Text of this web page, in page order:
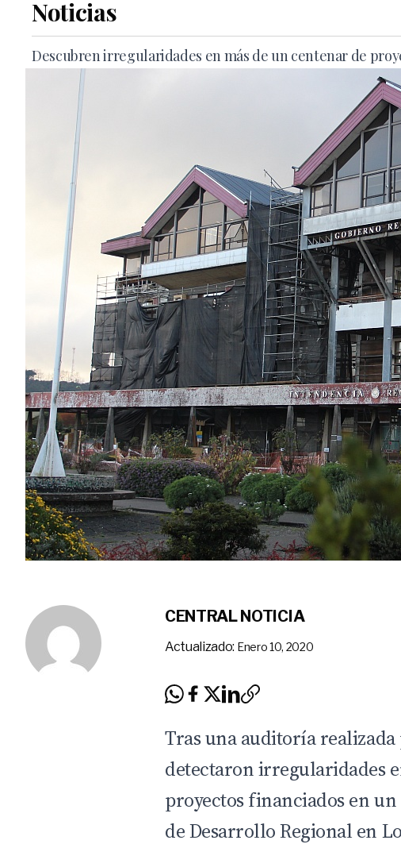
Noticias
Descubren irregularidades en más de un centenar de
CENTRAL NOTICIA
Actualizado: Enero 10, 2020
Tras una auditoría
detectaron irregularidades
proyectos financiados en
de Desarrollo Regional en